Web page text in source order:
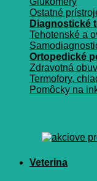
Ostatné
Diagnostické
Tehotenské a
Ortopedické
Zdravotná
Termofory,
Pomôcky na
Veterina